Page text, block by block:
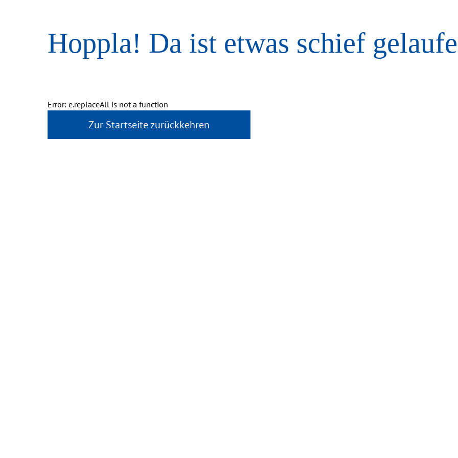
Hoppla! Da ist etwas schief
Error: e.replaceAll is not a function
Zur Startseite zurückkehren